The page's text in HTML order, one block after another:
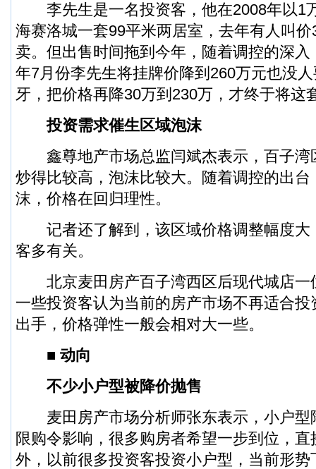
李先生是一名投资客，他在2008年以1
海赛洛城一套99平米两居室，去年有人叫
卖。但出售时间拖到今年，随着调控的深
年7月份李先生将挂牌价降到260万元也没
牙，把价格再降30万到230万，才终于将这
投资需求催生区域泡沫
鑫尊地产市场总监闫斌杰表示，百子湾
炒得比较高，泡沫比较大。随着调控的出
沫，价格在回归理性。
记者还了解到，该区域价格调整幅度大
客多有关。
北京麦田房产百子湾西区后现代城店一
一些投资客认为当前的房产市场不再适合
出手，价格弹性一般会相对大一些。
■ 动向
不少小户型被降价抛售
麦田房产市场分析师张东表示，小户型
限购令影响，很多购房者希望一步到位，
外，以前很多投资客投资小户型，当前形